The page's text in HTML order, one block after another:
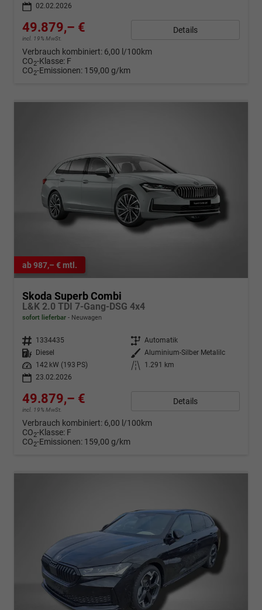
02.02.2026
49.879,– €
incl. 19% MwSt.
Details
Verbrauch kombiniert: 6,00 l/100km
CO2-Klasse: F
CO2-Emissionen: 159,00 g/km
ab 987,– € mtl.
Skoda Superb Combi
L&K 2.0 TDI 7-Gang-DSG 4x4
sofort lieferbar Neuwagen
Fahrzeugnr. 1334435 Getriebe Automatik
Kraftstoff
Diesel Außenfarbe Aluminium-Silber Metalilc
Leistung
142 kW (193 PS) Kilometerstand
1.291 km
23.02.2026
49.879,– €
incl. 19% MwSt.
Details
Verbrauch kombiniert: 6,00 l/100km
CO2-Klasse: F
CO2-Emissionen: 159,00 g/km